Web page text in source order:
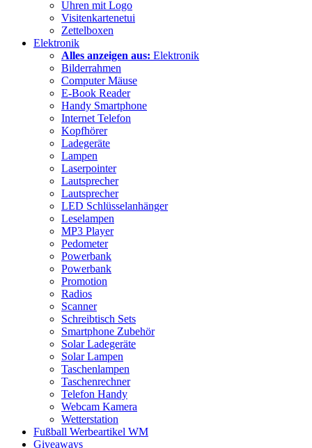
Uhren mit Logo
Visitenkartenetui
Zettelboxen
Elektronik
Alles anzeigen aus: Elektronik
Bilderrahmen
Computer Mäuse
E-Book Reader
Handy Smartphone
Internet Telefon
Kopfhörer
Ladegeräte
Lampen
Laserpointer
Lautsprecher
Lautsprecher
LED Schlüsselanhänger
Leselampen
MP3 Player
Pedometer
Powerbank
Powerbank
Promotion
Radios
Scanner
Schreibtisch Sets
Smartphone Zubehör
Solar Ladegeräte
Solar Lampen
Taschenlampen
Taschenrechner
Telefon Handy
Webcam Kamera
Wetterstation
Fußball Werbeartikel WM
Giveaways